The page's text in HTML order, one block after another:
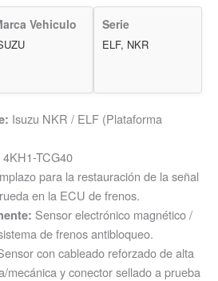
Vehiculo Serie
ELF, NKR
Isuzu NKR / ELF (Plataforma
TCG40
para la restauración de la señal
en la ECU de frenos.
Sensor electrónico magnético /
de frenos antibloqueo.
con cableado reforzado de alta
mecánica y conector sellado a prueba